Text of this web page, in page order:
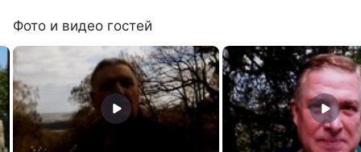
Холл на этаже
Бизнес-услуги
Ксерокс
Интернет
Интернет
Фото и видео гостей